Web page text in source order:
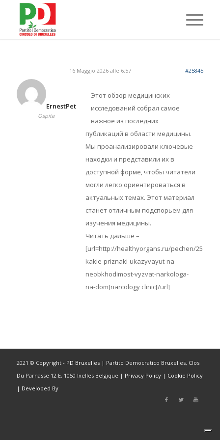
16 Maggio 2026 alle 6:57 #25845
ErnestPet
Ospite
Этот обзор медицинских
исследований собрал самое
важное из последних
публикаций в области медицины.
Мы проанализировали ключевые
находки и представили их в
доступной форме, чтобы читатели
могли легко ориентироваться в
актуальных темах. Этот материал
станет отличным подспорьем для
изучения медицины.
Читать дальше –
[url=http://healthyorgans.ru/pechen/25181-
kakie-priznaki-ukazyvayut-na-
neobkhodimost-vyzvat-narkologa-
na-dom]narcology clinic[/url]
2021 © Copyright - PD Bruxelles| Partito Democratico Bruxelles, Clos
Du Parnasse 12 E, 1050 Ixelles Belgique | Privacy Policy| Cookie Policy
| Developed By